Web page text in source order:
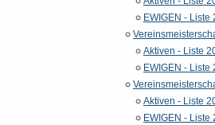
EWIGEN - Liste
Aktiven - Liste
EWIGEN - Liste
Aktiven - Liste
EWIGEN - Liste